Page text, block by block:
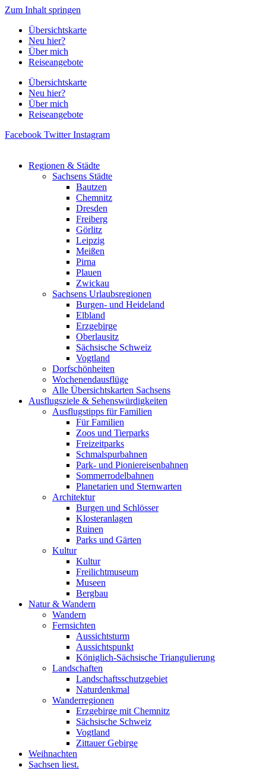
Zum Inhalt springen
Übersichtskarte
Neu hier?
Über mich
Reiseangebote
Übersichtskarte
Neu hier?
Über mich
Reiseangebote
Facebook Twitter Instagram
Regionen & Städte
Sachsens Städte
Bautzen
Chemnitz
Dresden
Freiberg
Görlitz
Leipzig
Meißen
Pirna
Plauen
Zwickau
Sachsens Urlaubsregionen
Burgen- und Heideland
Elbland
Erzgebirge
Oberlausitz
Sächsische Schweiz
Vogtland
Dorfschönheiten
Wochenendausflüge
Alle Übersichtskarten Sachsens
Ausflugsziele & Sehenswürdigkeiten
Ausflugstipps für Familien
Für Familien
Zoos und Tierparks
Freizeitparks
Schmalspurbahnen
Park- und Pioniereisenbahnen
Sommerrodelbahnen
Planetarien und Sternwarten
Architektur
Burgen und Schlösser
Klosteranlagen
Ruinen
Parks und Gärten
Kultur
Kultur
Freilichtmuseum
Museen
Bergbau
Natur & Wandern
Wandern
Fernsichten
Aussichtsturm
Aussichtspunkt
Königlich-Sächsische Triangulierung
Landschaften
Landschaftsschutzgebiet
Naturdenkmal
Wanderregionen
Erzgebirge mit Chemnitz
Sächsische Schweiz
Vogtland
Zittauer Gebirge
Weihnachten
Sachsen liest.